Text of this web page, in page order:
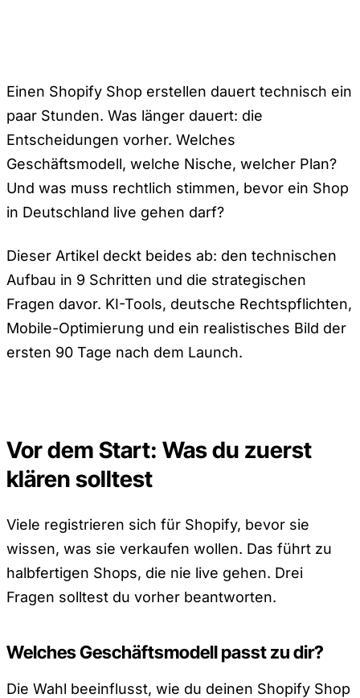
Einen Shopify Shop erstellen dauert technisch ein
paar Stunden. Was länger dauert: die
Entscheidungen vorher. Welches
Geschäftsmodell, welche Nische, welcher Plan?
Und was muss rechtlich stimmen, bevor ein Shop
in Deutschland live gehen darf?
Dieser Artikel deckt beides ab: den technischen
Aufbau in 9 Schritten und die strategischen
Fragen davor. KI-Tools, deutsche Rechtspflichten,
Mobile-Optimierung und ein realistisches Bild der
ersten 90 Tage nach dem Launch.
Vor dem Start: Was du zuerst
klären solltest
Viele registrieren sich für Shopify, bevor sie
wissen, was sie verkaufen wollen. Das führt zu
halbfertigen Shops, die nie live gehen. Drei
Fragen solltest du vorher beantworten.
Welches Geschäftsmodell passt zu dir?
Die Wahl beeinflusst, wie du deinen Shopify Shop